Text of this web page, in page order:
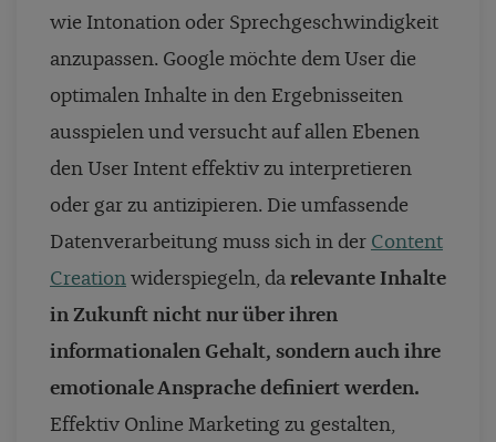
wie Intonation oder Sprechgeschwindigkeit
anzupassen. Google möchte dem User die
optimalen Inhalte in den Ergebnisseiten
ausspielen und versucht auf allen Ebenen
den User Intent effektiv zu interpretieren
oder gar zu antizipieren. Die umfassende
Datenverarbeitung muss sich in der Content
Creation widerspiegeln, da relevante Inhalte
in Zukunft nicht nur über ihren
informationalen Gehalt, sondern auch ihre
emotionale Ansprache definiert werden.
Effektiv Online Marketing zu gestalten,